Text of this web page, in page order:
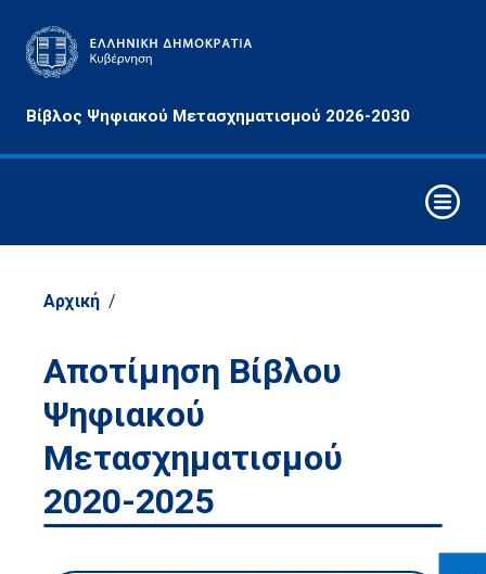
Βίβλος Ψηφιακού Μετασχηματισμού 2026-2030
&
Παρέμβασης
Αναδυόμενες
Τεχνολογίες
Τομείς
Οικονομίας
Δράσεις
Αρχική /
Αποτίμηση Βίβλου
Ψηφιακού
Μετασχηματισμού
2020-2025